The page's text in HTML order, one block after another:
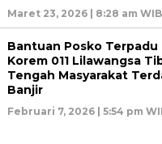
Maret 23, 2026 | 8:28 am WIB
Bantuan Posko Terpadu
Korem 011 Lilawangsa
Tengah Masyarakat
Banjir
Februari 7, 2026 | 5:54 pm